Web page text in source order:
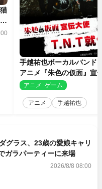
手越祐也ボーカルバンド
アニメ『朱色の仮面』宣
決定
アニメ･ゲーム
アニメ 手越祐也
グラス、23歳の愛娘キャリ
ガラパーティーに来場
2026/8/8 08:00